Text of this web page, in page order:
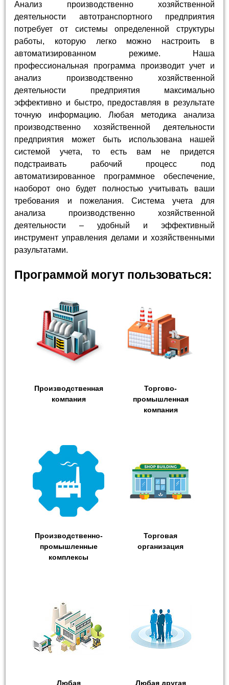
Анализ производственно хозяйственной
деятельности автотранспортного предприятия
потребует от системы определенной структуры
работы, которую легко можно настроить в
автоматизированном режиме. Наша
профессиональная программа производит учет и
анализ производственно хозяйственной
деятельности предприятия максимально
эффективно и быстро, предоставляя в результате
точную информацию. Любая методика анализа
производственно хозяйственной деятельности
предприятия может быть использована нашей
системой учета, то есть вам не придется
подстраивать рабочий процесс под
автоматизированное программное обеспечение,
наоборот оно будет полностью учитывать ваши
требования и пожелания. Система учета для
анализа производственно хозяйственной
деятельности – удобный и эффективный
инструмент управления делами и хозяйственными
разультатами.
Программой могут пользоваться:
Производственная
компания
Торгово-
промышленная
компания
Производственно-
промышленные
комплексы
Торговая
организация
Любая Любая другая